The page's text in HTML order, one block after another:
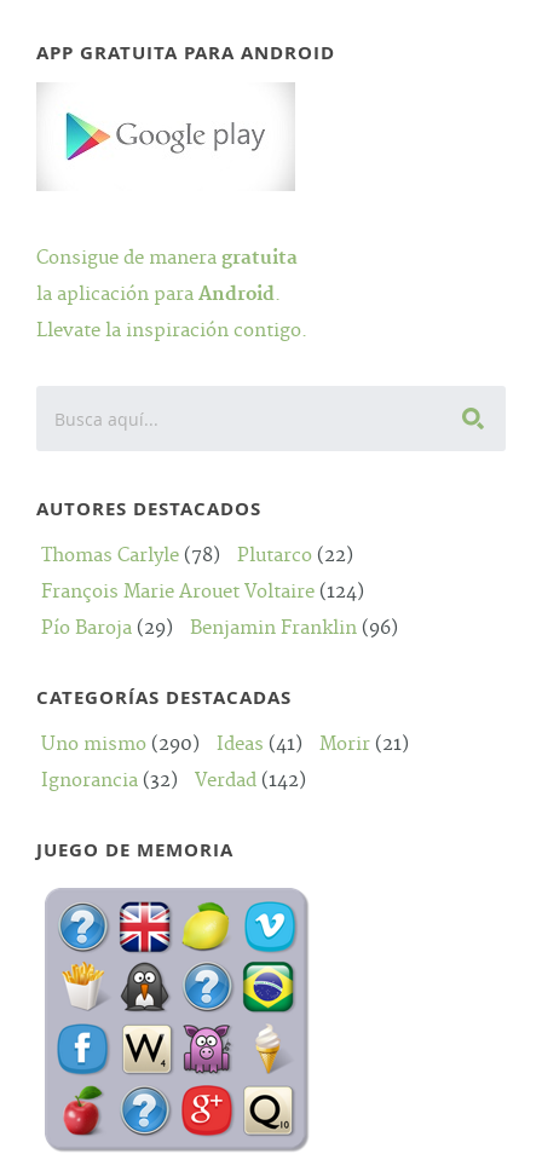
APP GRATUITA PARA ANDROID
Consigue de manera gratuita
la aplicación para Android.
Llevate la inspiración contigo.
AUTORES DESTACADOS
Thomas Carlyle (78) Plutarco (22)
François Marie Arouet Voltaire (124)
Pío Baroja (29) Benjamin Franklin (96)
CATEGORÍAS DESTACADAS
Uno mismo (290) Ideas (41) Morir (21)
Ignorancia (32) Verdad (142)
JUEGO DE MEMORIA